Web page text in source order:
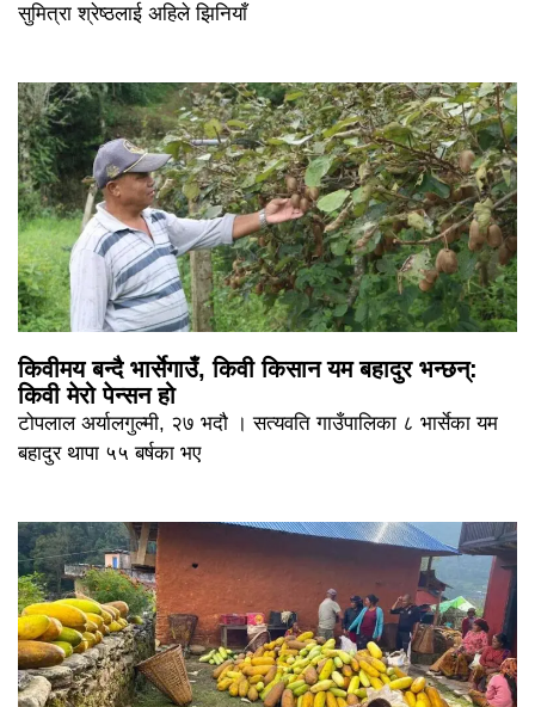
सुमित्रा श्रेष्ठलाई अहिले झिनियाँ
किवीमय बन्दै भार्सेगाउँ, किवी किसान यम बहादुर भन्छन्:
किवी मेरो पेन्सन हो
टोपलाल अर्यालगुल्मी, २७ भदौ । सत्यवति गाउँपालिका ८ भार्सेका यम
बहादुर थापा ५५ बर्षका भए